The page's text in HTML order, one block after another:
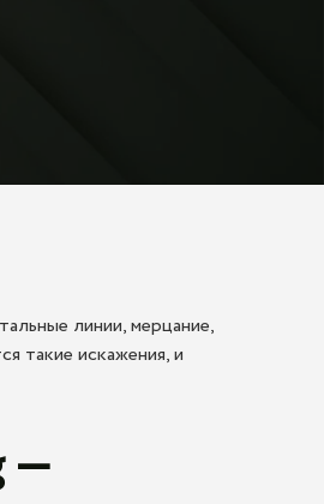
линии, мерцание,
такие искажения, и
—